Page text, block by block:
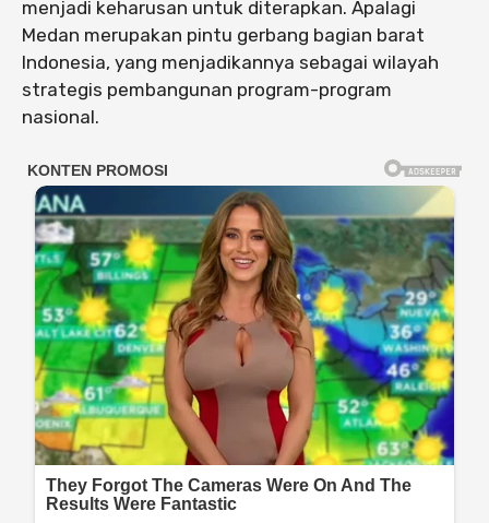
menjadi keharusan untuk diterapkan. Apalagi
Medan merupakan pintu gerbang bagian barat
Indonesia, yang menjadikannya sebagai wilayah
strategis pembangunan program-program
nasional.